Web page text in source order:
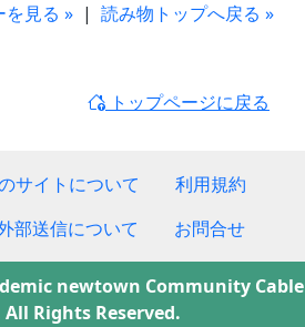
を見る » | 読み物トップへ戻る »
トップページに戻る
サイトについて
利用規約
部送信について
お問合せ
newtown Community Cable
All Rights Reserved.